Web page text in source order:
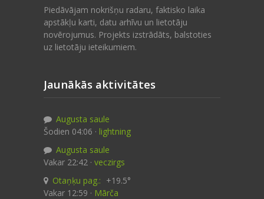
Piedāvājam nokrišņu radaru, faktisko laika
apstākļu karti, datu arhīvu un lietotāju
novērojumus. Projekts izstrādāts, balstoties
uz lietotāju ieteikumiem.
Jaunākās aktivitātes
Augusta saule
Šodien 04:06 · lightning
Augusta saule
Vakar 22:42 · veczirgs
Otaņķu pag.: +19.5°
Vakar 12:59 · Mārča